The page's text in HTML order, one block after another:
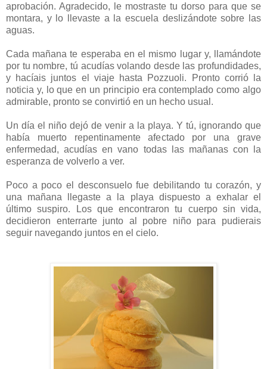
aprobación. Agradecido, le mostraste tu dorso para que se
montara, y lo llevaste a la escuela deslizándote sobre las
aguas.
Cada mañana te esperaba en el mismo lugar y, llamándote
por tu nombre, tú acudías volando desde las profundidades,
y hacíais juntos el viaje hasta Pozzuoli. Pronto corrió la
noticia y, lo que en un principio era contemplado como algo
admirable, pronto se convirtió en un hecho usual.
Un día el niño dejó de venir a la playa. Y tú, ignorando que
había muerto repentinamente afectado por una grave
enfermedad, acudías en vano todas las mañanas con la
esperanza de volverlo a ver.
Poco a poco el desconsuelo fue debilitando tu corazón, y
una mañana llegaste a la playa dispuesto a exhalar el
último suspiro. Los que encontraron tu cuerpo sin vida,
decidieron enterrarte junto al pobre niño para pudierais
seguir navegando juntos en el cielo.